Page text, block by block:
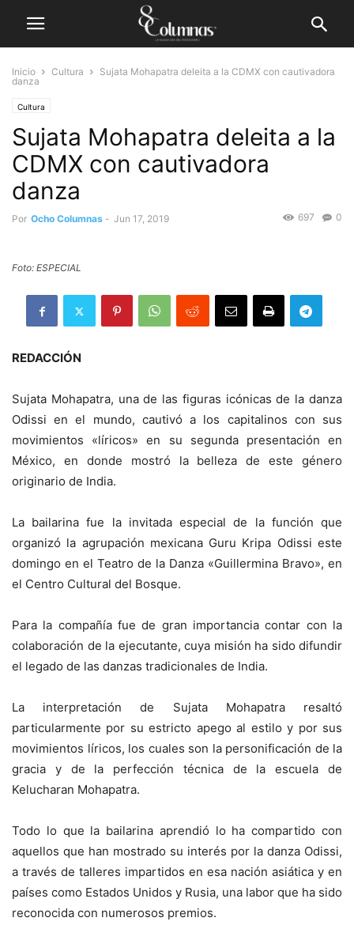
Inicio Cultura
Sujata Mohapatra deleita a la CDMX con cautivadora
danza
Cultura
Sujata Mohapatra deleita a la
CDMX con cautivadora
danza
Por Ocho Columnas - Jun 17, 2019 0
697
Foto: ESPECIAL
REDACCIÓN
Sujata Mohapatra, una de las figuras icónicas de la danza
Odissi en el mundo, cautivó a los capitalinos con sus
movimientos «líricos» en su segunda presentación en
México, en donde mostró la belleza de este género
originario de India.
La bailarina fue la invitada especial de la función que
organizó la agrupación mexicana Guru Kripa Odissi este
domingo en el Teatro de la Danza «Guillermina Bravo», en
el Centro Cultural del Bosque.
Para la compañía fue de gran importancia contar con la
colaboración de la ejecutante, cuya misión ha sido difundir
el legado de las danzas tradicionales de India.
La interpretación de Sujata Mohapatra resaltó
particularmente por su estricto apego al estilo y por sus
movimientos líricos, los cuales son la personificación de la
gracia y de la perfección técnica de la escuela de
Kelucharan Mohapatra.
Todo lo que la bailarina aprendió lo ha compartido con
aquellos que han mostrado su interés por la danza Odissi,
a través de talleres impartidos en esa nación asiática y en
países como Estados Unidos y Rusia, una labor que ha sido
reconocida con numerosos premios.